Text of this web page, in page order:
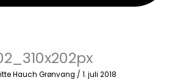
Hauch Grønvang /1. juli 2018